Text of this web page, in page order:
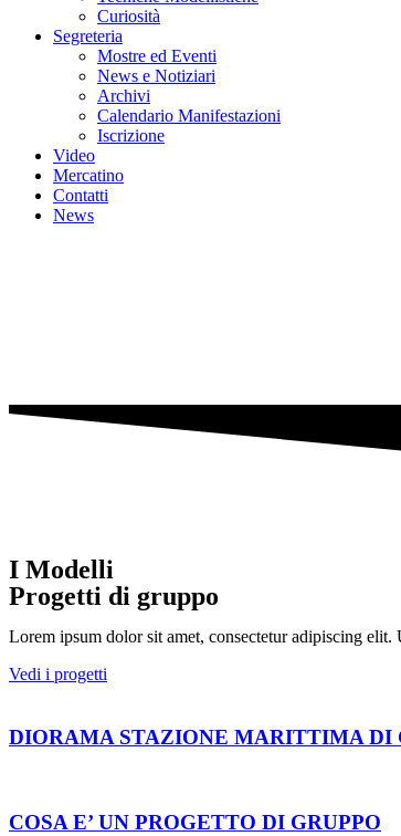
Curiosità
Segreteria
Mostre ed Eventi
News e Notiziari
Archivi
Calendario Manifestazioni
Iscrizione
Video
Mercatino
Contatti
News
I Modelli
Progetti di gruppo
Lorem ipsum dolor sit amet, consectetur adipiscing
Vedi i progetti
DIORAMA STAZIONE MARITTIMA DI
COSA E’ UN PROGETTO DI GRUPPO